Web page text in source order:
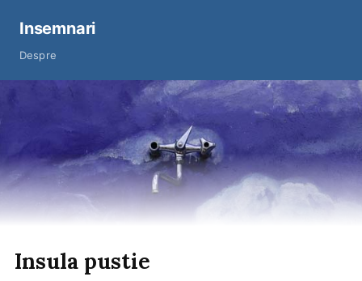
Insemnari
Despre
Insula pustie